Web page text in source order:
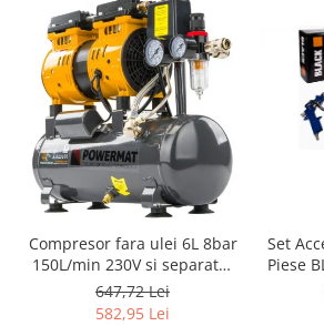
Compresor fara ulei 6L 8bar
150L/min 230V si separator
regulator presiune silentios
59dB
647,72 Lei
582,95 Lei
Set
Piese